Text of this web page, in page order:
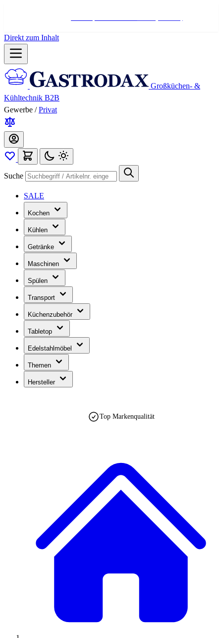
Direkt zum Inhalt
Großküchen- &
Kühltechnik B2B
Gewerbe / Privat
Suche
SALE
Kochen
Kühlen
Getränke
Maschinen
Spülen
Transport
Küchenzubehör
Tabletop
Edelstahlmöbel
Themen
Hersteller
Top Markenqualität
est. 1990